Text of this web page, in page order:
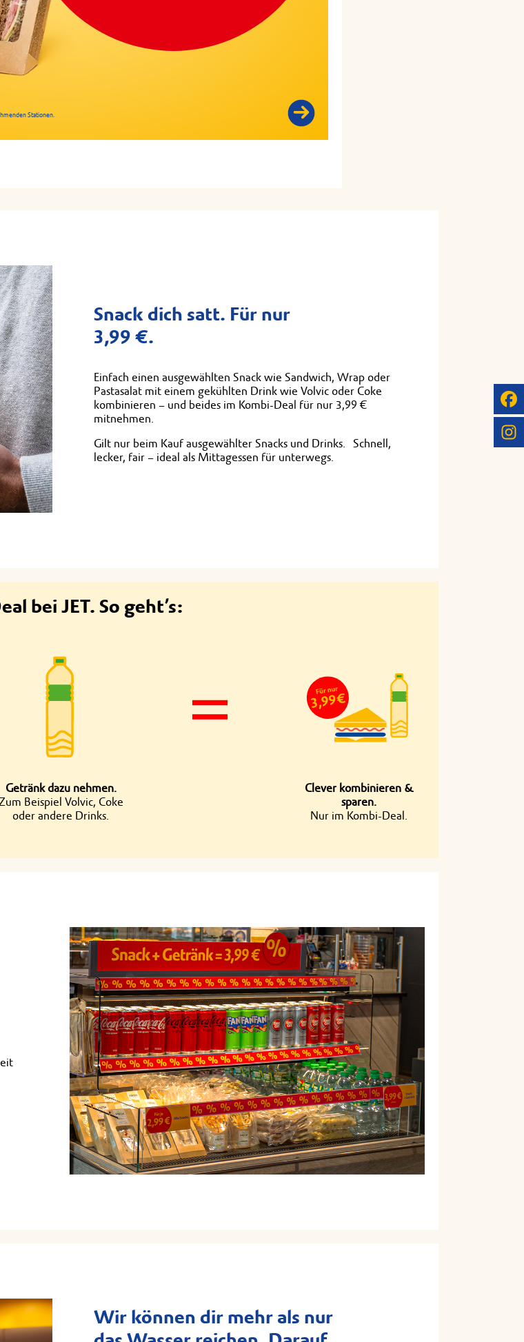
Stationen.
Snack dich satt. Für nur
3,99 €.
Einfach einen ausgewählten Snack wie Sandwich, Wrap oder
Pastasalat mit einem gekühlten Drink wie Volvic oder Coke
kombinieren – und beides im Kombi-Deal für nur 3,99 €
mitnehmen.
Gilt nur beim Kauf ausgewählter Snacks und Drinks. Schnell,
lecker, fair – ideal als Mittagessen für unterwegs.
bei JET. So geht’s:
Getränk dazu nehmen.
Beispiel Volvic, Coke
oder andere Drinks.
Clever kombinieren &
sparen.
Nur im Kombi-Deal.
Wir können dir mehr als nur